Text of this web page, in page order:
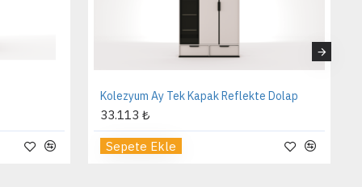
Kolezyum Ay Tek Kapak Reflekte Dolap
33.113 ₺
Sepete Ekle